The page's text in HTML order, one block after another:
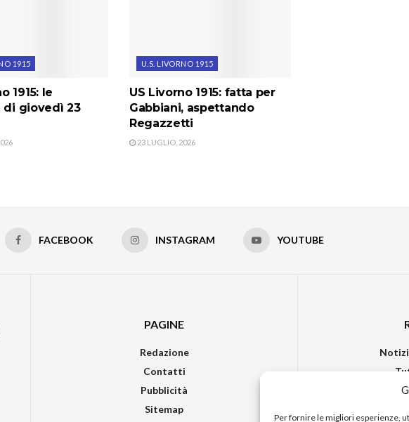
Per fornire le migliori esperienze,
1915
1915: le
giovedì 23
U.S. LIVORNO 1915
US Livorno 1915: fatta per
Gabbiani, aspettando
Regazzetti
23 LUGLIO, 2026
FACEBOOK INSTAGRAM YOUTUBE
PAGINE
Redazione
Contatti
Pubblicità
Sitemap